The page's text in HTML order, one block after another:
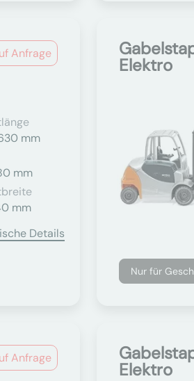
Anfrage
mm
mm
mm
Details
Elektro
Nur für
Anfrage
Elektro